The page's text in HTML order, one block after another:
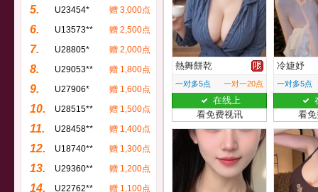
5. U23454* 赠 3,000点
6. U13573** 赠 2,500点
7. U28805* 赠 2,000点
8. U29053** 赠 1,800点
9. U27906* 赠 1,600点
10. U28515** 赠 1,500点
11. U28458** 赠 1,400点
12. U18740** 赠 1,300点
13. U29360** 赠 1,200点
14. U22762** 赠 1,100点
熱舞餅乾
一对多5点 一对一20点
在线上
看免费视讯
冷婕妤
一对多5点
看